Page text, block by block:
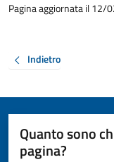
Pagina aggiornata il 12/
Indietro
Quanto sono
pagina?